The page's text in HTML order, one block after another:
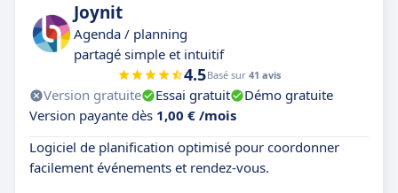
Joynit
Agenda / planning
partagé simple et intuitif
4.5Basé sur 41 avis
Version gratuite Essai gratuit
Démo gratuite
Version payante dès 1,00 € /mois
Logiciel de planification optimisé pour coordonner
facilement événements et rendez-vous.